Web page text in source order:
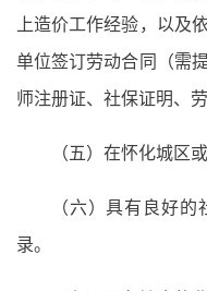
上造价工作经验，以及
单位签订劳动合同（需
师注册证、社保证明、劳
（五）在怀化城区
（六）具有良好
录。